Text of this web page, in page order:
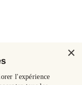
×
l'expérience